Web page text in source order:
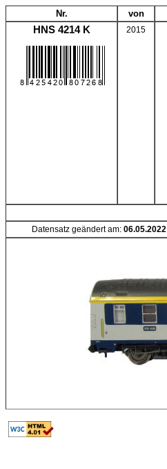
Nr. von
HNS 4214 K 2015
Datensatz geändert am: 06.05.2022